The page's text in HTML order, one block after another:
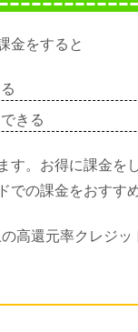
金をすると
きる
す。お得に課金を
での課金をおすす
高還元率クレジッ